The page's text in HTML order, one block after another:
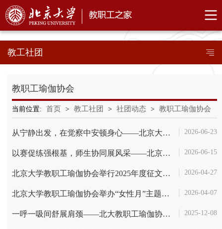
教工社团
教职工瑜伽协会
当前位置: 首页 > 教工社团 > 社团动态 > 教职工瑜伽协会
从宁静出发，在觉察中安顿身心——北京大学教职工瑜伽协会举办“大师工... 2026-06-23
以赛促练强根基，师生协同展风采——北京大学代表队在首都高校第九届瑜... 2026-06-15
北京大学教职工瑜伽协会举行2025年度征文及突出贡献奖颁奖活动 2026-04-27
北京大学教职工瑜伽协会举办“女性月”主题讲座，聚焦更年期免疫、运动... 2026-04-07
一呼一吸间舒展肩颈——北大教职工瑜伽协会冬季课程侧记 2025-12-08